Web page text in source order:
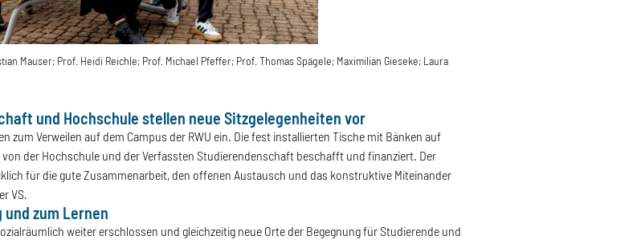
Mauser; Prof. Heidi Reichle; Prof. Michael Pfeffer; Prof. Thomas Spägele; Maximilian Gieseke; Laura
und Hochschule stellen neue Sitzgelegenheiten vor
zum Verweilen auf dem Campus der RWU ein. Die fest installierten Tische mit Bänken auf
der Hochschule und der Verfassten Studierendenschaft beschafft und finanziert. Der
für die gute Zusammenarbeit, den offenen Austausch und das konstruktive Miteinander
VS.
und zum Lernen
weiter erschlossen und gleichzeitig neue Orte der Begegnung für Studierende und